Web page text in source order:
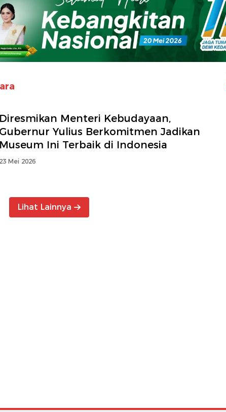
Diresmikan Menteri Kebudayaan,
Gubernur Yulius Berkomitmen Jadikan
Museum Ini Terbaik di Indonesia
23 Mei 2026
Lihat Lainnya